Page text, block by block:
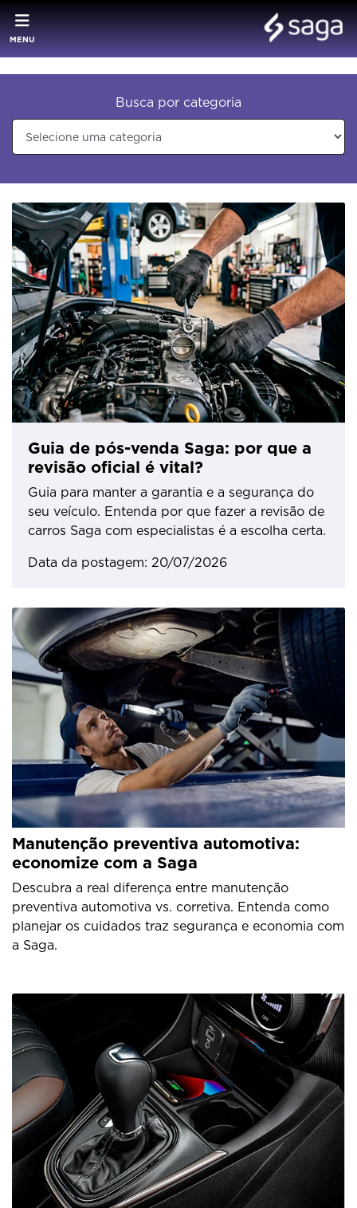
MENU
Busca por categoria
Guia de pós-venda Saga: por que a
revisão oficial é vital?
Guia para manter a garantia e a segurança do
seu veículo. Entenda por que fazer a revisão de
carros Saga com especialistas é a escolha certa.
Data da postagem: 20/07/2026
Manutenção preventiva automotiva:
economize com a Saga
Descubra a real diferença entre manutenção
preventiva automotiva vs. corretiva. Entenda como
planejar os cuidados traz segurança e economia com
a Saga.